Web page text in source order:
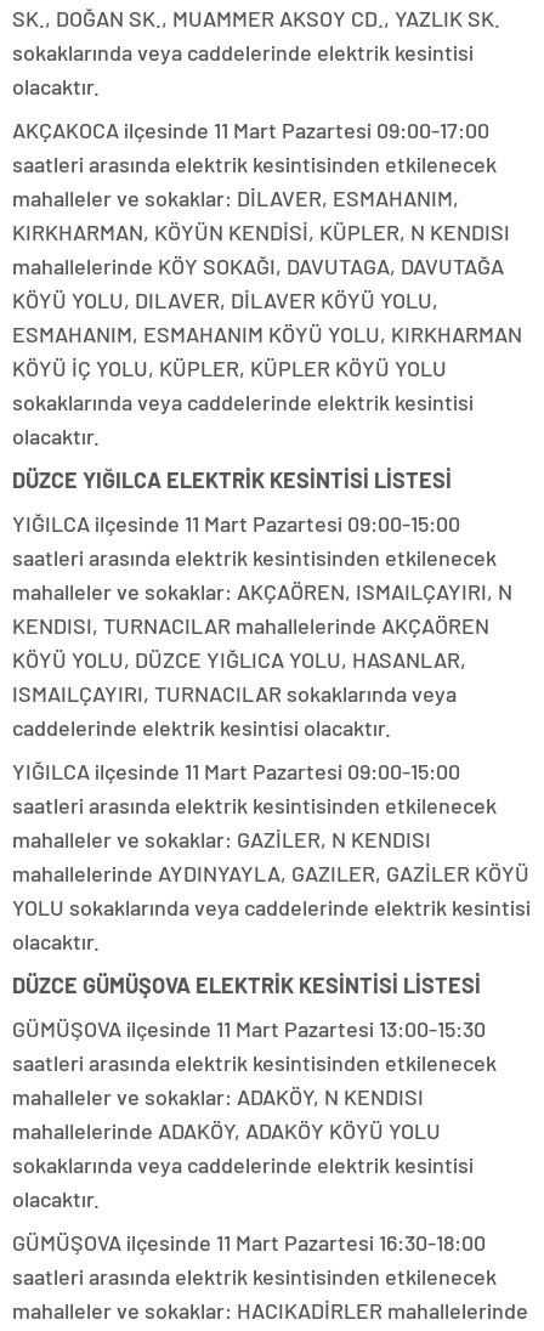
SK., DOĞAN SK., MUAMMER AKSOY CD., YAZLIK SK.
sokaklarında veya caddelerinde elektrik kesintisi
olacaktır.
AKÇAKOCA ilçesinde 11 Mart Pazartesi 09:00-17:00
saatleri arasında elektrik kesintisinden etkilenecek
mahalleler ve sokaklar: DİLAVER, ESMAHANIM,
KIRKHARMAN, KÖYÜN KENDİSİ, KÜPLER, N KENDISI
mahallelerinde KÖY SOKAĞI, DAVUTAGA, DAVUTAĞA
KÖYÜ YOLU, DILAVER, DİLAVER KÖYÜ YOLU,
ESMAHANIM, ESMAHANIM KÖYÜ YOLU, KIRKHARMAN
KÖYÜ İÇ YOLU, KÜPLER, KÜPLER KÖYÜ YOLU
sokaklarında veya caddelerinde elektrik kesintisi
olacaktır.
DÜZCE YIĞILCA ELEKTRİK KESİNTİSİ LİSTESİ
YIĞILCA ilçesinde 11 Mart Pazartesi 09:00-15:00
saatleri arasında elektrik kesintisinden etkilenecek
mahalleler ve sokaklar: AKÇAÖREN, ISMAILÇAYIRI, N
KENDISI, TURNACILAR mahallelerinde AKÇAÖREN
KÖYÜ YOLU, DÜZCE YIĞLICA YOLU, HASANLAR,
ISMAILÇAYIRI, TURNACILAR sokaklarında veya
caddelerinde elektrik kesintisi olacaktır.
YIĞILCA ilçesinde 11 Mart Pazartesi 09:00-15:00
saatleri arasında elektrik kesintisinden etkilenecek
mahalleler ve sokaklar: GAZİLER, N KENDISI
mahallelerinde AYDINYAYLA, GAZILER, GAZİLER KÖYÜ
YOLU sokaklarında veya caddelerinde elektrik kesintisi
olacaktır.
DÜZCE GÜMÜŞOVA ELEKTRİK KESİNTİSİ LİSTESİ
GÜMÜŞOVA ilçesinde 11 Mart Pazartesi 13:00-15:30
saatleri arasında elektrik kesintisinden etkilenecek
mahalleler ve sokaklar: ADAKÖY, N KENDISI
mahallelerinde ADAKÖY, ADAKÖY KÖYÜ YOLU
sokaklarında veya caddelerinde elektrik kesintisi
olacaktır.
GÜMÜŞOVA ilçesinde 11 Mart Pazartesi 16:30-18:00
saatleri arasında elektrik kesintisinden etkilenecek
mahalleler ve sokaklar: HACIKADİRLER mahallelerinde